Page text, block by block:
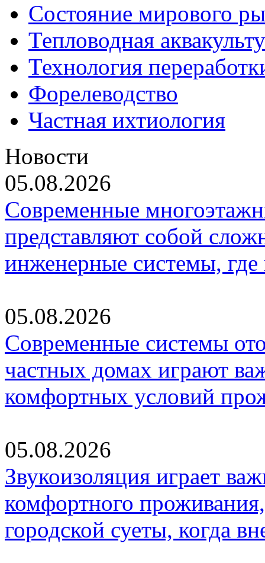
Состояние мирового
Тепловодная
Технология
Форелеводство
Частная ихтиология
Новости
05.08.2026
Современные
представляют собой
инженерные системы,
05.08.2026
Современные системы
частных домах играют
комфортных условий
05.08.2026
Звукоизоляция играет
комфортного
городской суеты, когда